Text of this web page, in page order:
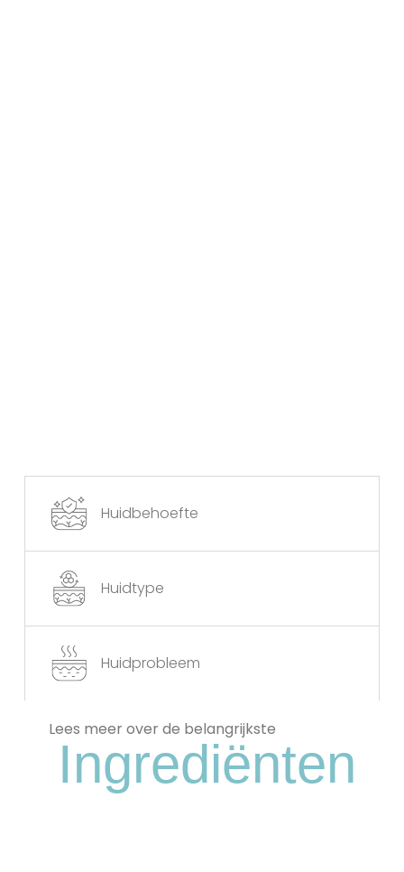
Huidbehoefte
Huidtype
Huidprobleem
Lees meer over de belangrijkste
Ingrediënten